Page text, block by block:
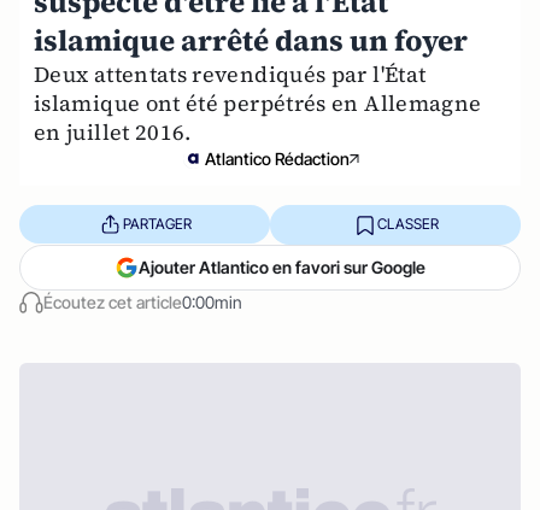
islamique arrêté dans un foyer
Deux attentats revendiqués par l'État
islamique ont été perpétrés en Allemagne
en juillet 2016.
Atlantico Rédaction
Écoutez cet article0:00min
PARTAGER CLASSER
Ajouter Atlantico en favori sur Google